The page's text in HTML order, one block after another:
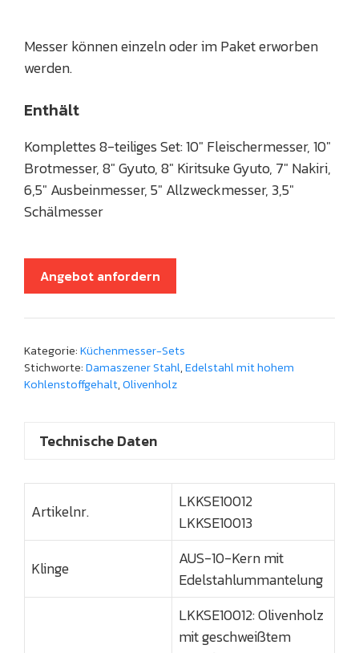
Messer können einzeln oder im Paket erworben
werden.
Enthält
Komplettes 8-teiliges Set: 10″ Fleischermesser, 10″
Brotmesser, 8″ Gyuto, 8″ Kiritsuke Gyuto, 7″ Nakiri,
6,5″ Ausbeinmesser, 5″ Allzweckmesser, 3,5″
Schälmesser
Angebot anfordern
Kategorie:Küchenmesser-Sets
Stichworte:Damaszener Stahl,Edelstahl mit hohem
Kohlenstoffgehalt,Olivenholz
Technische Daten
Artikelnr.
LKKSE10012
LKKSE10013
Klinge
AUS-10-Kern mit
Edelstahlummantelung
LKKSE10012: Olivenholz
mit geschweißtem